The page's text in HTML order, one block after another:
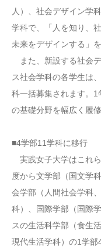
人）、社会デザイン学
学科で、「人を知り、
未来をデザインする」
また、新設する社会
ス社会学科の各学生は
科一括募集されます。
の基礎分野を幅広く履
■4学部11学科に移行
実践女子大学はこれ
度から文学部（国文学
会学部（人間社会学科
科）、国際学部（国際
スの生活科学部（食生
現代生活学科）の1学